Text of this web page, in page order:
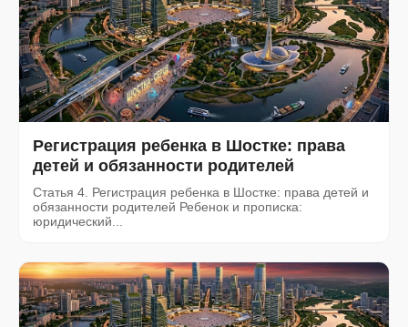
Регистрация ребенка в Шостке: права
детей и обязанности родителей
Статья 4. Регистрация ребенка в Шостке: права детей и
обязанности родителей Ребенок и прописка:
юридический...